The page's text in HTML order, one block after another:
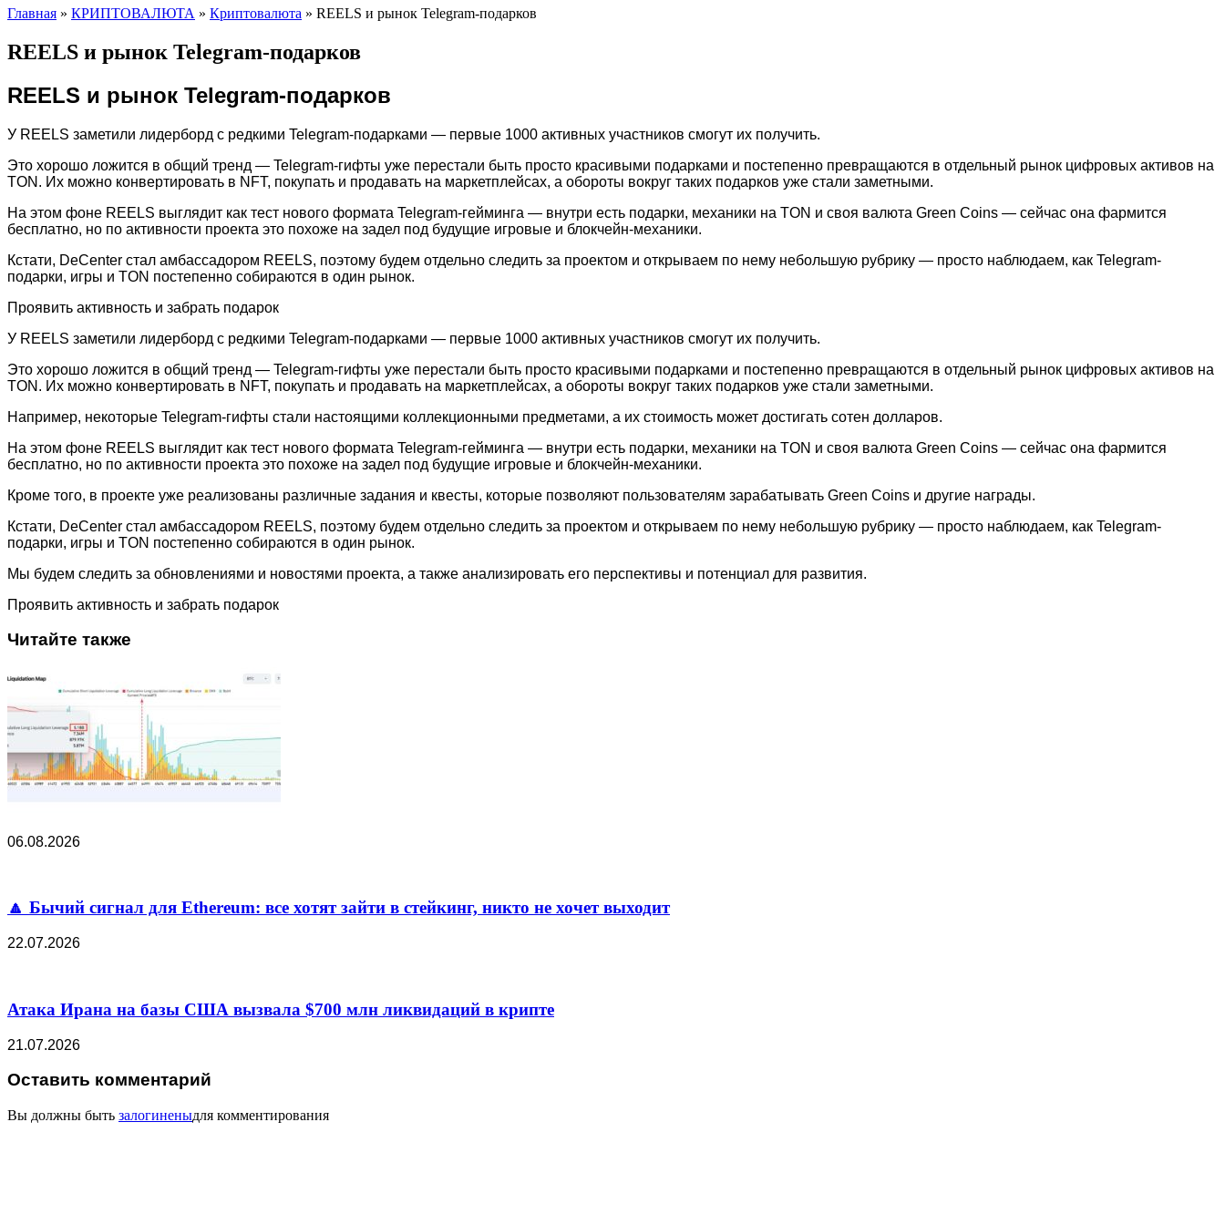
Главная » КРИПТОВАЛЮТА » Криптовалюта » REELS и рынок Telegram-подарков
REELS и рынок Telegram-подарков
REELS и рынок Telegram-подарков
У REELS заметили лидерборд с редкими Telegram-подарками — первые 1000 активных участников смогут их получить.
Это хорошо ложится в общий тренд — Telegram-гифты уже перестали быть просто красивыми подарками и постепенно превращаются в отдельный рынок цифровых активов на
TON. Их можно конвертировать в NFT, покупать и продавать на маркетплейсах, а обороты вокруг таких подарков уже стали заметными.
На этом фоне REELS выглядит как тест нового формата Telegram-гейминга — внутри есть подарки, механики на TON и своя валюта Green Coins — сейчас она фармится
бесплатно, но по активности проекта это похоже на задел под будущие игровые и блокчейн-механики.
Кстати, DeCenter стал амбассадором REELS, поэтому будем отдельно следить за проектом и открываем по нему небольшую рубрику — просто наблюдаем, как Telegram-
подарки, игры и TON постепенно собираются в один рынок.
Проявить активность и забрать подарок
У REELS заметили лидерборд с редкими Telegram-подарками — первые 1000 активных участников смогут их получить.
Это хорошо ложится в общий тренд — Telegram-гифты уже перестали быть просто красивыми подарками и постепенно превращаются в отдельный рынок цифровых активов на
TON. Их можно конвертировать в NFT, покупать и продавать на маркетплейсах, а обороты вокруг таких подарков уже стали заметными.
Например, некоторые Telegram-гифты стали настоящими коллекционными предметами, а их стоимость может достигать сотен долларов.
На этом фоне REELS выглядит как тест нового формата Telegram-гейминга — внутри есть подарки, механики на TON и своя валюта Green Coins — сейчас она фармится
бесплатно, но по активности проекта это похоже на задел под будущие игровые и блокчейн-механики.
Кроме того, в проекте уже реализованы различные задания и квесты, которые позволяют пользователям зарабатывать Green Coins и другие награды.
Кстати, DeCenter стал амбассадором REELS, поэтому будем отдельно следить за проектом и открываем по нему небольшую рубрику — просто наблюдаем, как Telegram-
подарки, игры и TON постепенно собираются в один рынок.
Мы будем следить за обновлениями и новостями проекта, а также анализировать его перспективы и потенциал для развития.
Проявить активность и забрать подарок
Читайте также
06.08.2026
🔼 Бычий сигнал для Ethereum: все хотят зайти в стейкинг, никто не хочет выходит
22.07.2026
Атака Ирана на базы США вызвала $700 млн ликвидаций в крипте
21.07.2026
Оставить комментарий
Вы должны быть залогиненыдля комментирования